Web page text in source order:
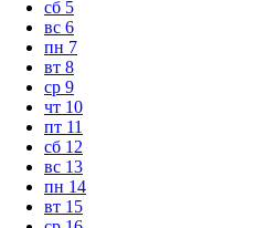
сб 5
вс 6
пн 7
вт 8
ср 9
чт 10
пт 11
сб 12
вс 13
пн 14
вт 15